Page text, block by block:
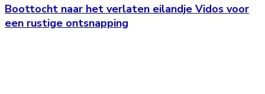
Boottocht naar het verlaten eilandje Vidos voor
een rustige ontsnapping